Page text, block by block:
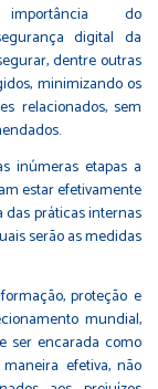
do
digital da
dentre outras
minimizando os
relacionados, sem
inúmeras etapas a
estar efetivamente
das práticas internas
serão as medidas
proteção e
mundial,
ser encarada como
efetiva, não